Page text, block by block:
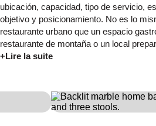
ubicación, capacidad, tipo de servicio,
objetivo y posicionamiento. No es lo
restaurante urbano que un espacio
restaurante de montaña o un local
+Lire la suite